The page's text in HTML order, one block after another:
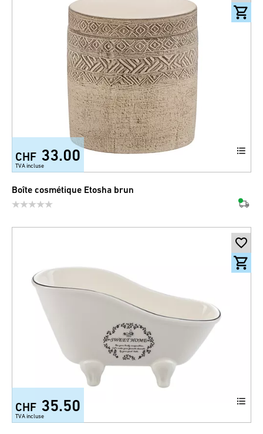
CHF 33.00
TVA incluse
Boîte cosmétique Etosha brun
CHF 35.50
TVA incluse